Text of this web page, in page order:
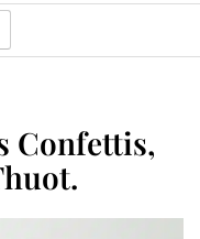
Confettis,